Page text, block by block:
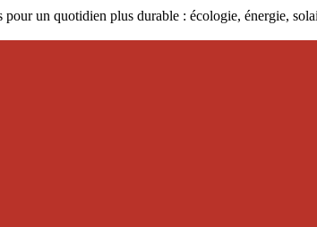
pour un quotidien plus durable : écologie, énergie,